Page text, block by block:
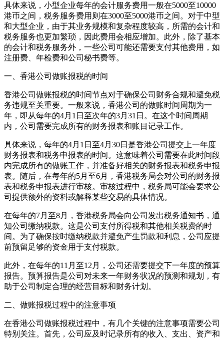
具体来说，小型企业每年的会计服务费用一般在5000至10000
港币之间，税务服务费用则在3000至5000港币之间。对于中型
和大型企业，由于其业务规模和复杂程度较高，所需的会计和
税务服务也更加繁琐，因此费用会相应增加。此外，除了基本
的会计和税务服务外，一些公司可能还需要支付其他费用，如
注册费、年检费和公司秘书费等。
一、香港公司做账报税的时间
香港公司做账报税的时间节点对于确保公司财务合规和避免税
务违规至关重要。一般来说，香港公司的做账时间周期为一
年，即从每年的4月1日至次年的3月31日。在这个时间周期
内，公司需要完成所有的财务报表和账目记录工作。
具体来说，每年的4月1日至4月30日是香港公司提交上一年度
财务报表和税务申报表的时间。这意味着公司需要在此时间段
内完成所有的做账工作，并准备好相关的财务报表和税务申报
表。随后，在每年的5月至6月，香港税务局会对公司的财务报
表和税务申报表进行审核。审核过程中，税务局可能会要求公
司提供额外的资料或解释某些交易的具体情况。
在每年的7月至8月，香港税务局会向公司发出税务通知书，通
知公司缴纳税款。这是公司支付所得税和其他相关税费的时
间。为了确保按时缴纳税款并避免产生罚款和利息，公司应提
前预留足够的资金用于支付税款。
此外，在每年的11月至12月，公司还需要提交下一年度的预算
报告。预算报告是公司对未来一年财务状况的预测和规划，有
助于公司制定合理的经营目标和财务计划。
二、做账报税过程中的注意事项
在香港公司做账报税过程中，有几个关键的注意事项需要公司
特别关注。首先，公司应及时记录所有的收入、支出、资产和